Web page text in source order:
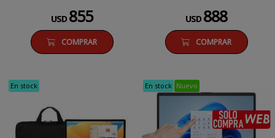
USD 855
COMPRAR
USD 888
COMPRAR
En stock En stock Nuevo